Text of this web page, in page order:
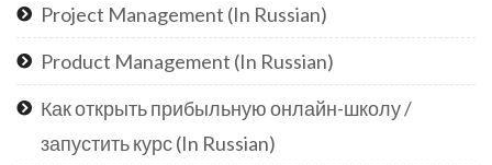
Project Management (In Russian)
Product Management (In Russian)
Как открыть прибыльную онлайн-школу /
запустить курс (In Russian)